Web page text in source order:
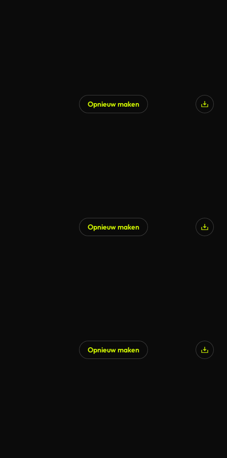
Opnieuw maken
Opnieuw maken
Opnieuw maken